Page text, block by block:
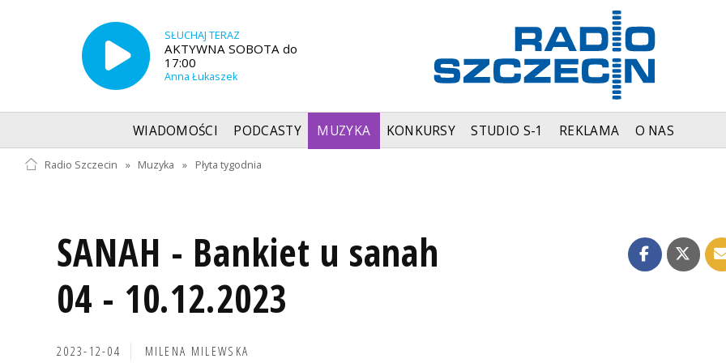
SŁUCHAJ TERAZ
AKTYWNA SOBOTA do
17:00
Anna Łukaszek
WIADOMOŚCI PODCASTY MUZYKA KONKURSY STUDIO S-1 REKLAMA O NAS
Radio Szczecin » Muzyka » Płyta tygodnia
SANAH - Bankiet u sanah
04 - 10.12.2023
2023-12-04 MILENA MILEWSKA